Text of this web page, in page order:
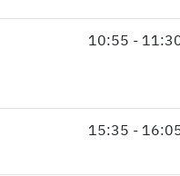
10:55 -
15:35 -